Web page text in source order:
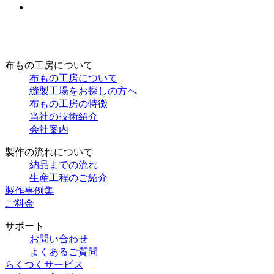
布もの工房について
布もの工房について
縫製工場をお探しの方へ
布もの工房の特徴
当社の技術紹介
会社案内
製作の流れについて
納品までの流れ
生産工程のご紹介
製作事例集
ご料金
サポート
お問い合わせ
よくあるご質問
らくつくサービス